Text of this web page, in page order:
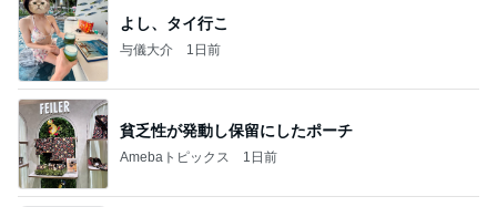
よし、タイ行こ
与儀大介 1日前
貧乏性が発動し保留にしたポーチ
Amebaトピックス 1日前